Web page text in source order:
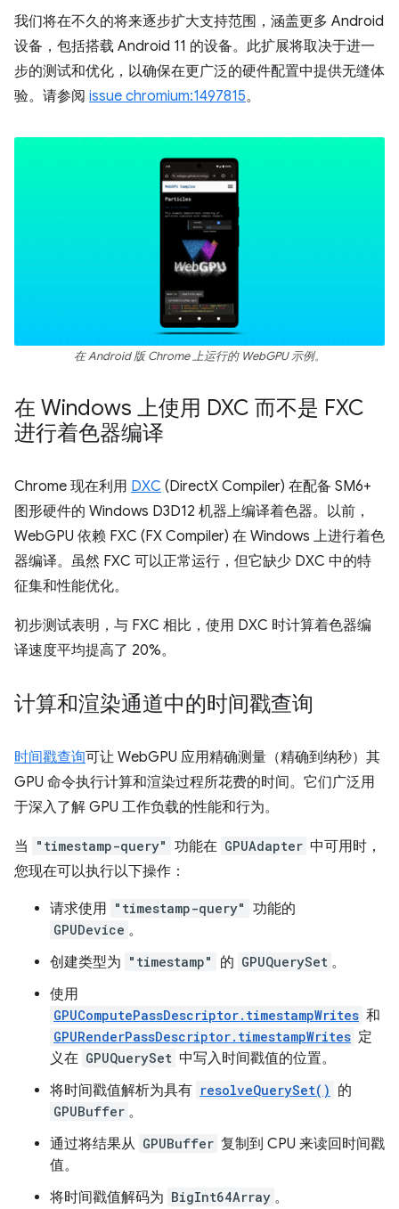
我们将在不久的将来逐步扩大支持范围，涵盖更多 Android
设备，包括搭载 Android 11 的设备。此扩展将取决于进一
步的测试和优化，以确保在更广泛的硬件配置中提供无缝体
验。请参阅 issue chromium:1497815。
在 Android 版 Chrome 上运行的 WebGPU 示例。
在 Windows 上使用 DXC 而不是 FXC
进行着色器编译
Chrome 现在利用 DXC (DirectX Compiler) 在配备 SM6+
图形硬件的 Windows D3D12 机器上编译着色器。以前，
WebGPU 依赖 FXC (FX Compiler) 在 Windows 上进行着色
器编译。虽然 FXC 可以正常运行，但它缺少 DXC 中的特
征集和性能优化。
初步测试表明，与 FXC 相比，使用 DXC 时计算着色器编
译速度平均提高了 20%。
计算和渲染通道中的时间戳查询
时间戳查询可让 WebGPU 应用精确测量（精确到纳秒）其
GPU 命令执行计算和渲染过程所花费的时间。它们广泛用
于深入了解 GPU 工作负载的性能和行为。
当 "timestamp-query" 功能在 GPUAdapter 中可用时，
您现在可以执行以下操作：
请求使用 "timestamp-query" 功能的
GPUDevice 。
创建类型为 "timestamp" 的 GPUQuerySet 。
使用
GPUComputePassDescriptor.timestampWrites 和
GPURenderPassDescriptor.timestampWrites 定
义在 GPUQuerySet 中写入时间戳值的位置。
将时间戳值解析为具有 resolveQuerySet() 的
GPUBuffer 。
通过将结果从 GPUBuffer 复制到 CPU 来读回时间戳
值。
将时间戳值解码为 BigInt64Array 。